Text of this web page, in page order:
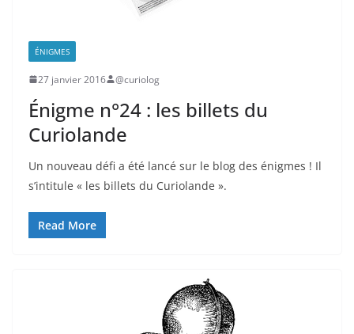
ÉNIGMES
27 janvier 2016 @curiolog
Énigme n°24 : les billets du
Curiolande
Un nouveau défi a été lancé sur le blog des énigmes ! Il
s’intitule « les billets du Curiolande ».
Read More